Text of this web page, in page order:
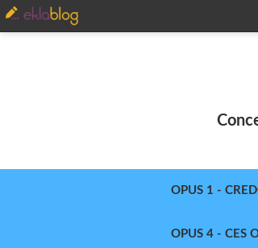
OPUS 1 -
OPUS 4 - CES